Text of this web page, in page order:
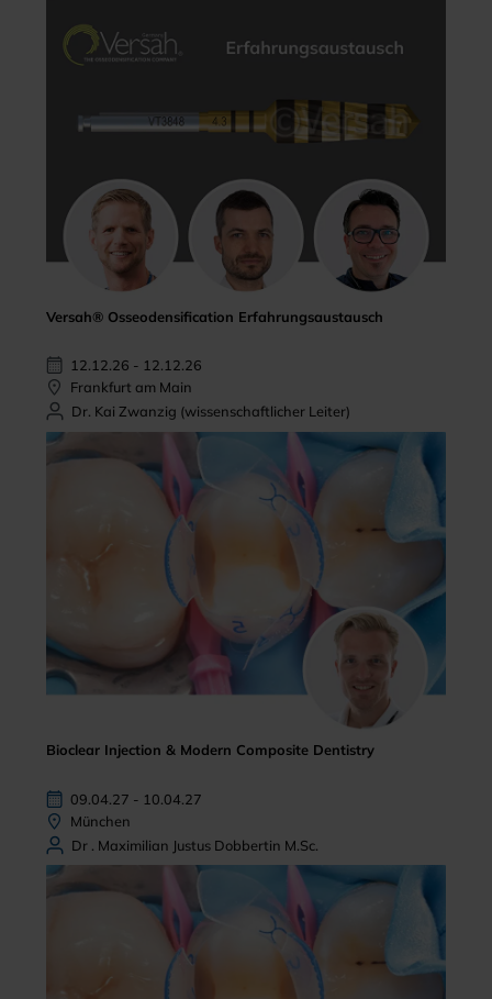
Versah® Osseodensification Erfahrungsaustausch
12.12.26 - 12.12.26
Frankfurt am Main
Dr. Kai Zwanzig (wissenschaftlicher Leiter)
Bioclear Injection & Modern Composite Dentistry
09.04.27 - 10.04.27
München
Dr . Maximilian Justus Dobbertin M.Sc.